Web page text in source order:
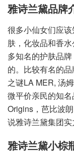
雅诗兰黛品牌
很多小仙女们应
肤，化妆品和香
多知名的护肤品
的。比较有名的
之谜LA MER, 汤
微平价亲民的知
Origins，芭比波
说雅诗兰黛集团实
雅诗兰黛小棕